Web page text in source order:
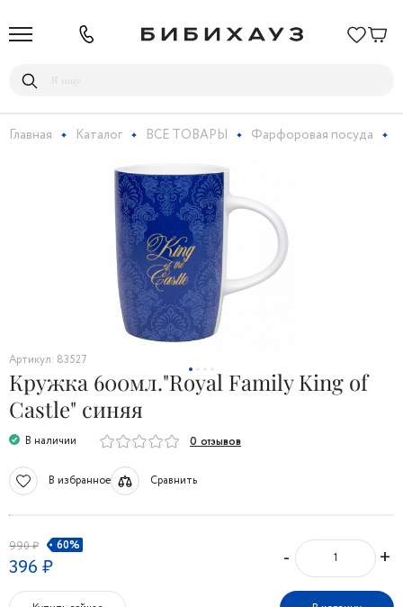
Главная Каталог ВСЕ ТОВАРЫ Фарфоровая посуда
Артикул: 83527
Кружка 600мл."Royal Family King of
Castle" синяя
В наличии 0 отзывов
В избранное Сравнить
990 ₽ 60%
396 ₽ - +